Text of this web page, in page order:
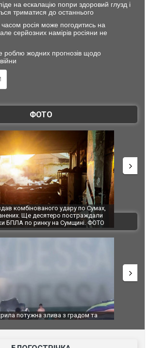
на ескалацію попри здоровий глузд і
триматися до останнього
росія може погодитись на
серйозних намірів росіяни не
роблю жодних прогнозів щодо
ФОТО
комбінованого удару по Сумах,
Ще десятеро постраждали
БПЛА по ринку на Сумщині. ФОТО
За 2000
склад
ВІДЕО
потужна злива з градом та
Вже вивели